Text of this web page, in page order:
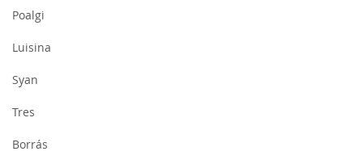
Poalgi
Luisina
Syan
Tres
Borrás